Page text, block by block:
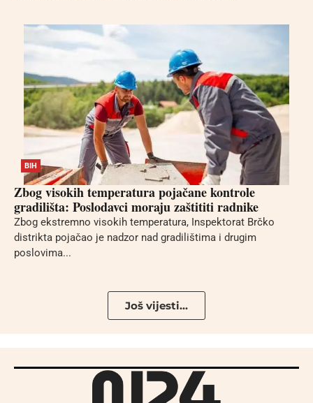
BIH
Zbog visokih temperatura pojačane kontrole
gradilišta: Poslodavci moraju zaštititi radnike
Zbog ekstremno visokih temperatura, Inspektorat Brčko
distrikta pojačao je nadzor nad gradilištima i drugim
poslovima...
Još vijesti...